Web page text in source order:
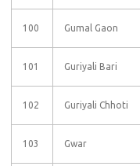
100 Gumal Gaon
101 Guriyali Bari
102 Guriyali Chhoti
103 Gwar